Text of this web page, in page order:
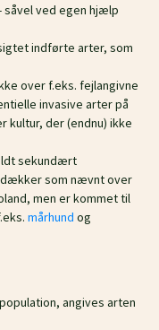
ved egen hjælp
indførte arter, som
over f.eks. fejlangivne
invasive arter på
kultur, der (endnu) ikke
sekundært
som nævnt over
men er kommet til
mårhund og
angives arten